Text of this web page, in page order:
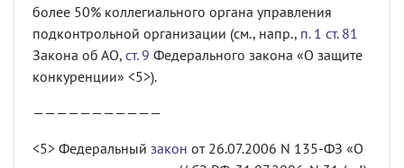
более 50% коллегиального органа управления
подконтрольной организации (см., напр., п. 1 ст. 81
Закона об АО, ст. 9 Федерального закона «О защите
конкуренции» <5>).
———————————
<5> Федеральный закон от 26.07.2006 N 135-ФЗ «О